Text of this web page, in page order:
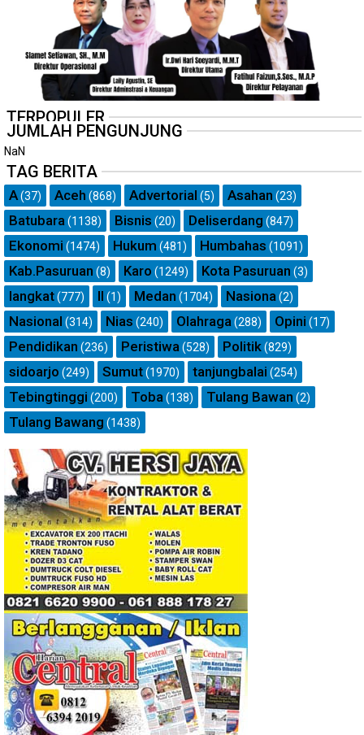
TERPOPULER
JUMLAH PENGUNJUNG
NaN
TAG BERITA
A(37) Aceh (868) Advertorial (5) Asahan (23)
Batubara(1138) Bisnis (20) Deliserdang (847)
Ekonomi (1474) Hukum (481) Humbahas (1091)
Kab.Pasuruan (8) Karo (1249) Kota Pasuruan (3)
langkat(777) ll (1) Medan (1704) Nasiona(2)
Nasional (314) Nias (240) Olahraga(288) Opini (17)
Pendidikan (236) Peristiwa(528) Politik(829)
sidoarjo (249) Sumut(1970) tanjungbalai (254)
Tebingtinggi (200) Toba(138) Tulang Bawan (2)
Tulang Bawang (1438)